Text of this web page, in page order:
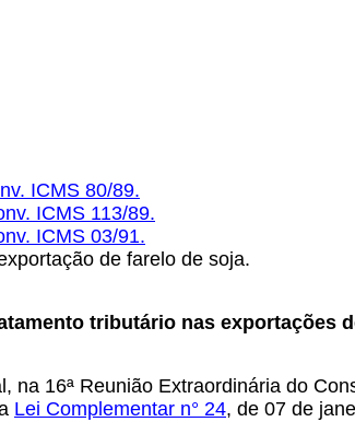
ICMS 80/89.
ICMS 113/89.
ICMS 03/91.
de farelo de soja.
tributário nas exportações
na 16ª Reunião Extraordinária do
Lei Complementar n° 24, de 07 de